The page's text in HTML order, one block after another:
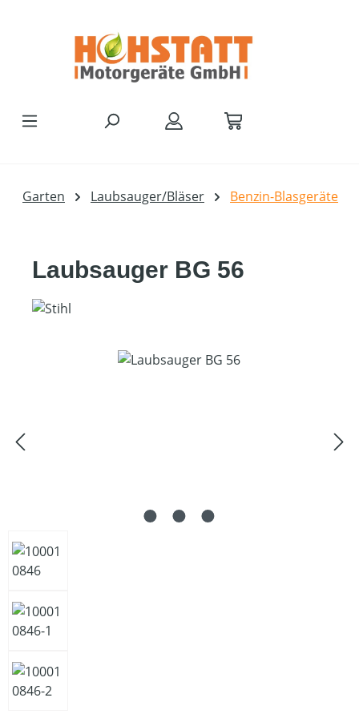
Garten Laubsauger/Bläser Benzin-Blasgeräte
Laubsauger BG 56
Bildergalerie überspringen